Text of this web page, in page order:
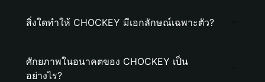
สิ่งใดทำให้ CHOCKEY มีเอกลักษณ์เฉพาะตัว?
ศักยภาพในอนาคตของ CHOCKEY เป็น
อย่างไร?